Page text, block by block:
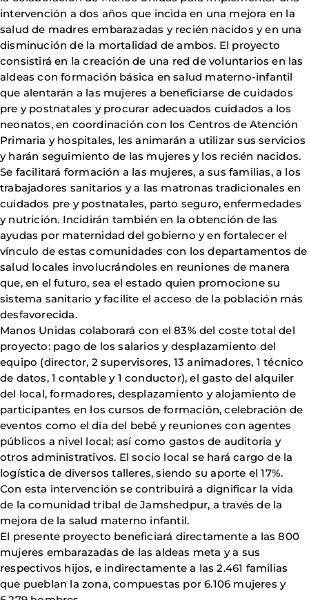
intervención a dos años que incida en una mejora en la
salud de madres embarazadas y recién nacidos y en una
disminución de la mortalidad de ambos. El proyecto
consistirá en la creación de una red de voluntarios en las
aldeas con formación básica en salud materno-infantil
que alentarán a las mujeres a beneficiarse de cuidados
pre y postnatales y procurar adecuados cuidados a los
neonatos, en coordinación con los Centros de Atención
Primaria y hospitales, les animarán a utilizar sus servicios
y harán seguimiento de las mujeres y los recién nacidos.
Se facilitará formación a las mujeres, a sus familias, a los
trabajadores sanitarios y a las matronas tradicionales en
cuidados pre y postnatales, parto seguro, enfermedades
y nutrición. Incidirán también en la obtención de las
ayudas por maternidad del gobierno y en fortalecer el
vínculo de estas comunidades con los departamentos de
salud locales involucrándoles en reuniones de manera
que, en el futuro, sea el estado quien promocione su
sistema sanitario y facilite el acceso de la población más
desfavorecida.
Manos Unidas colaborará con el 83% del coste total del
proyecto: pago de los salarios y desplazamiento del
equipo (director, 2 supervisores, 13 animadores, 1 técnico
de datos, 1 contable y 1 conductor), el gasto del alquiler
del local, formadores, desplazamiento y alojamiento de
participantes en los cursos de formación, celebración de
eventos como el día del bebé y reuniones con agentes
públicos a nivel local; así como gastos de auditoria y
otros administrativos. El socio local se hará cargo de la
logística de diversos talleres, siendo su aporte el 17%.
Con esta intervención se contribuirá a dignificar la vida
de la comunidad tribal de Jamshedpur, a través de la
mejora de la salud materno infantil.
El presente proyecto beneficiará directamente a las 800
mujeres embarazadas de las aldeas meta y a sus
respectivos hijos, e indirectamente a las 2.461 familias
que pueblan la zona, compuestas por 6.106 mujeres y